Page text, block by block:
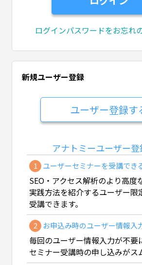
ログインパスワードをお忘れ
新規ユーザー登録
アナトミーユーザー
1 ユーザーセミナーを受講でき
SEO・アクセス解析のより高度
実践方法を紹介するユーザー限
受講できます。
2 お申込み時のユーザー情報入
毎回のユーザー情報入力が不要
セミナー受講時の申し込みがス